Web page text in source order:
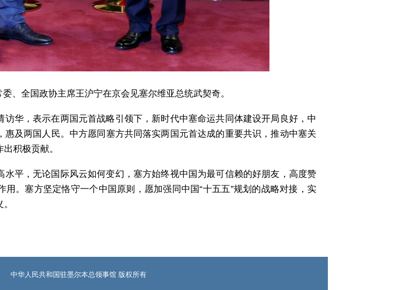
、全国政协主席王沪宁在京会见塞尔维亚总统武契奇。
华，表示在两国元首战略引领下，新时代中塞命运共同体建设开局良好，中
及两国人民。中方愿同塞方共同落实两国元首达成的重要共识，推动中塞关
积极贡献。
水平，无论国际风云如何变幻，塞方始终视中国为最可信赖的好朋友，高度赞
。塞方坚定恪守一个中国原则，愿加强同中国“十五五”规划的战略对接，实
中华人民共和国驻墨尔本总领事馆 版权所有